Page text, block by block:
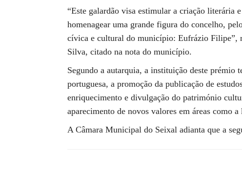
“Este galardão visa estimular a criação literária
homenagear uma grande figura do concelho,
cívica e cultural do município: Eufrázio Filipe”,
Silva, citado na nota do município.
Segundo a autarquia, a instituição deste
portuguesa, a promoção da publicação de
enriquecimento e divulgação do património
aparecimento de novos valores em áreas como
A Câmara Municipal do Seixal adianta que a